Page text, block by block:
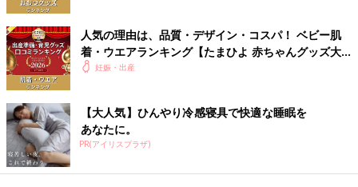
人気の理由は、品質・デザイン・コスパ！ ベビー肌
着・ウエアランキング【たまひよ 赤ちゃんグッズ大
賞2026】
妊娠・出産
【大人気】ひんやり冷感寝具で快適な睡眠を
あなたに。
PR(アイリスプラザ)